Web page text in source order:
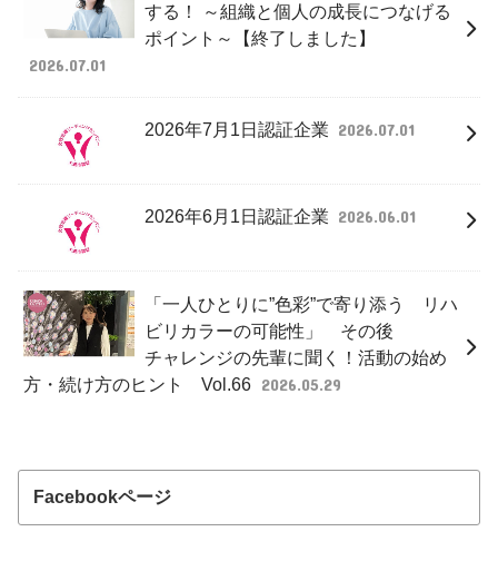
する！ ～組織と個人の成長につなげる
ポイント～【終了しました】
2026.07.01
2026年7月1日認証企業 2026.07.01
2026年6月1日認証企業 2026.06.01
「一人ひとりに”色彩”で寄り添う リハ
ビリカラーの可能性」 その後
チャレンジの先輩に聞く！活動の始め
方・続け方のヒント Vol.66 2026.05.29
Facebookページ